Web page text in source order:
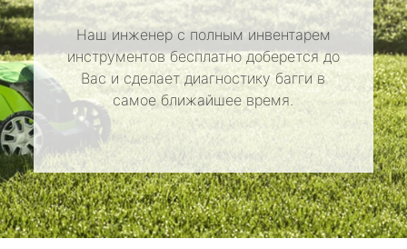
Наш инженер с полным инвентарем
инструментов бесплатно доберется до
Вас и сделает диагностику багги в
самое ближайшее время.